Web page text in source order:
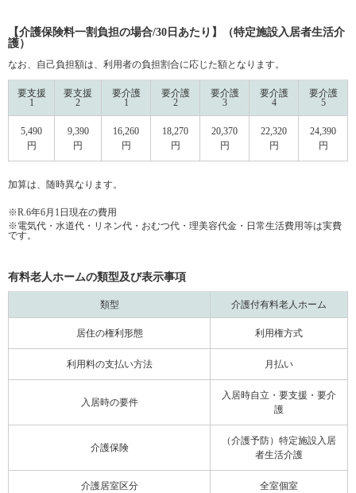
【介護保険料一割負担の場合/30日あたり】（特定施設入居者生活介
護）
なお、自己負担額は、利用者の負担割合に応じた額となります。
要支援
1
要支援
2
要介護
1
要介護
2
要介護
3
要介護
4
要介護
5
5,490
円
9,390
円
16,260
円
18,270
円
20,370
円
22,320
円
24,390
円
加算は、随時異なります。
※R.6年6月1日現在の費用
※電気代・水道代・リネン代・おむつ代・理美容代金・日常生活費用等は実費
です。
有料老人ホームの類型及び表示事項
類型 介護付有料老人ホーム
居住の権利形態 利用権方式
利用料の支払い方法 月払い
入居時の要件
入居時自立・要支援・要介
護
介護保険
（介護予防）特定施設入居
者生活介護
介護居室区分 全室個室